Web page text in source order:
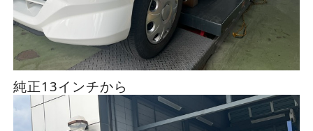
純正13インチから